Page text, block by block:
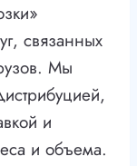
связанных
Мы
и
и объема.